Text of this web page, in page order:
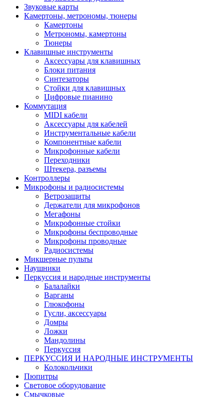
Звуковые карты
Камертоны, метрономы, тюнеры
Камертоны
Метрономы, камертоны
Тюнеры
Клавишные инструменты
Аксессуары для клавишных
Блоки питания
Синтезаторы
Стойки для клавишных
Цифровые пианино
Коммутация
MIDI кабели
Аксессуары для кабелей
Инструментальные кабели
Компонентные кабели
Микрофонные кабели
Переходники
Штекера, разъемы
Контроллеры
Микрофоны и радиосистемы
Ветрозащиты
Держатели для микрофонов
Мегафоны
Микрофонные стойки
Микрофоны беспроводные
Микрофоны проводные
Радиосистемы
Микшерные пульты
Наушники
Перкуссия и народные инструменты
Балалайки
Варганы
Глюкофоны
Гусли, аксессуары
Домры
Ложки
Мандолины
Перкуссия
ПЕРКУССИЯ И НАРОДНЫЕ ИНСТРУМЕНТЫ
Колокольчики
Пюпитры
Световое оборудование
Смычковые